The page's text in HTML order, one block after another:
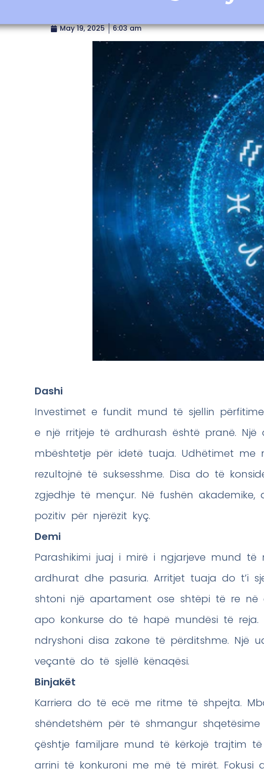
May 19, 2025 6:03 am
Dashi
Investimet e fundit mund të sjellin
e një rritjeje të ardhurash është pranë.
mbështetje për idetë tuaja. Udhëtimet
rezultojnë të suksesshme. Disa do të
zgjedhje të mençur. Në fushën
pozitiv për njerëzit kyç.
Demi
Parashikimi juaj i mirë i ngjarjeve mund të
ardhurat dhe pasuria. Arritjet tuaja do t’i
shtoni një apartament ose shtëpi të re në
apo konkurse do të hapë mundësi të
ndryshoni disa zakone të përditshme. Një
veçantë do të sjellë kënaqësi.
Binjakët
Karriera do të ecë me ritme të shpejta.
shëndetshëm për të shmangur
çështje familjare mund të kërkojë trajtim
arrini të konkuroni me më të mirët. Fokusi